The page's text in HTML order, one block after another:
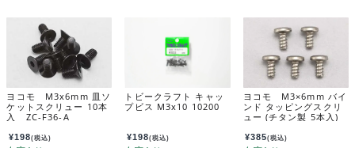
ヨコモ M3x6mm 皿ソ
ケットスクリュー 10本
入 ZC-F36-A
¥198(税込)
トビークラフト キャッ
プビス M3x10 10200
¥198(税込)
ヨコモ M3×6mm バイ
ンド タッピングスクリ
ュー (チタン製 5本入)
¥385(税込)